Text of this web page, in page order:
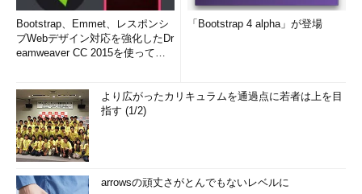
Bootstrap、Emmet、レスポンシ
ブWebデザイン対応を強化したDr
eamweaver CC 2015を使って
「Bootstrap 4 alpha」が登場
より広がったカリキュラムを通過点に若者は上を目
指す (1/2)
arrowsの頑丈さがとんでもないレベルに